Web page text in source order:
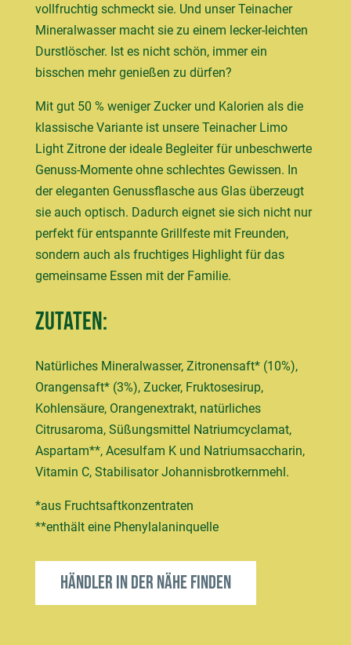
vollfruchtig schmeckt sie. Und unser Teinacher
Mineralwasser macht sie zu einem lecker-leichten
Durstlöscher. Ist es nicht schön, immer ein
bisschen mehr genießen zu dürfen?
Mit gut 50 % weniger Zucker und Kalorien als die
klassische Variante ist unsere Teinacher Limo
Light Zitrone der ideale Begleiter für unbeschwerte
Genuss-Momente ohne schlechtes Gewissen. In
der eleganten Genussflasche aus Glas überzeugt
sie auch optisch. Dadurch eignet sie sich nicht nur
perfekt für entspannte Grillfeste mit Freunden,
sondern auch als fruchtiges Highlight für das
gemeinsame Essen mit der Familie.
Zutaten:
Natürliches Mineralwasser, Zitronensaft* (10%),
Orangensaft* (3%), Zucker, Fruktosesirup,
Kohlensäure, Orangenextrakt, natürliches
Citrusaroma, Süßungsmittel Natriumcyclamat,
Aspartam**, Acesulfam K und Natriumsaccharin,
Vitamin C, Stabilisator Johannisbrotkernmehl.
*aus Fruchtsaftkonzentraten
**enthält eine Phenylalaninquelle
Händler in der Nähe finden